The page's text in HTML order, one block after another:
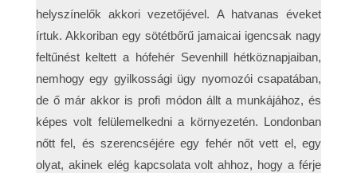
helyszínelők akkori vezetőjével. A hatvanas éveket
írtuk. Akkoriban egy sötétbőrű jamaicai igencsak nagy
feltűnést keltett a hófehér Sevenhill hétköznapjaiban,
nemhogy egy gyilkossági ügy nyomozói csapatában,
de ő már akkor is profi módon állt a munkájához, és
képes volt felülemelkedni a környezetén. Londonban
nőtt fel, és szerencséjére egy fehér nőt vett el, egy
olyat, akinek elég kapcsolata volt ahhoz, hogy a férje